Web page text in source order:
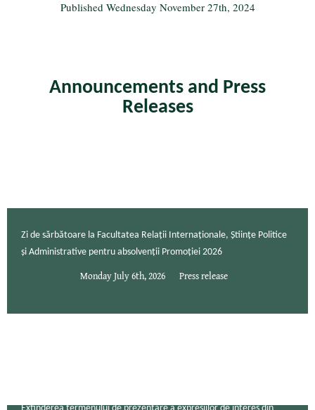
Published Wednesday November 27th, 2024
Announcements and Press
Releases
Zi de sărbătoare la Facultatea Relații Internaționale, Științe Politice
și Administrative pentru absolvenții Promoției 2026
Monday July 6th, 2026 Press release